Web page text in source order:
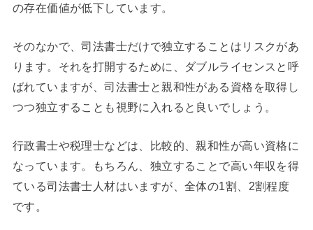
の存在価値が低下しています。
そのなかで、司法書士だけで独立することはリスクがあ
ります。それを打開するために、ダブルライセンスと呼
ばれていますが、司法書士と親和性がある資格を取得し
つつ独立することも視野に入れると良いでしょう。
行政書士や税理士などは、比較的、親和性が高い資格に
なっています。もちろん、独立することで高い年収を得
ている司法書士人材はいますが、全体の1割、2割程度
です。